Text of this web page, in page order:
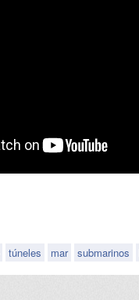
túneles mar submarinos